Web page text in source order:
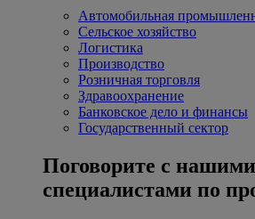
Автомобильная
Сельское хозяйство
Логистика
Производство
Розничная торговля
Здравоохранение
Банковское дело и финансы
Государственный сектор
Поговорите с нашими
специалистами по